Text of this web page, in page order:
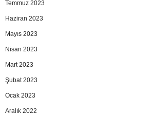
Temmuz 2023
Haziran 2023
Mayıs 2023
Nisan 2023
Mart 2023
Şubat 2023
Ocak 2023
Aralık 2022